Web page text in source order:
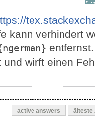
kann verhindert
und wirft einen
active answers älteste